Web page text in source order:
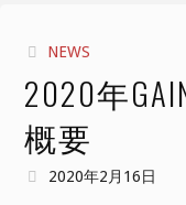
NEWS
2020年
概要
2020年2月16日